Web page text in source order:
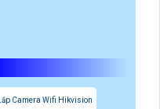
Lắp Camera Wifi Hikvision